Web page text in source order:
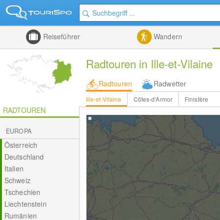
Reiseführer Wandern
Radtouren in Ille-et-Vilaine
Radtouren Radwetter
Ille-et-Vilaine Côtes-d'Armor Finistère
RADTOUREN
EUROPA
Österreich
Deutschland
Italien
Schweiz
Tschechien
Liechtenstein
Rumänien